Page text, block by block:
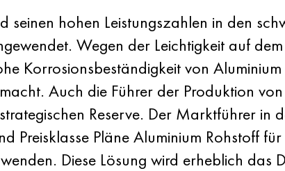
hohen Leistungszahlen in den
Wegen der Leichtigkeit auf
Korrosionsbeständigkeit von
Auch die Führer der Produktion
Reserve. Der Marktführer in
Preisklasse Pläne Aluminium Rohstoff
Diese Lösung wird erheblich das